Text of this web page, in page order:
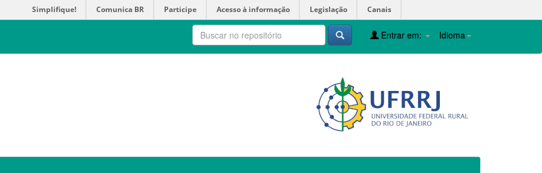
Simplifique! Comunica BR Participe Acesso à informação Legislação Canais
Idioma
Entrar em: